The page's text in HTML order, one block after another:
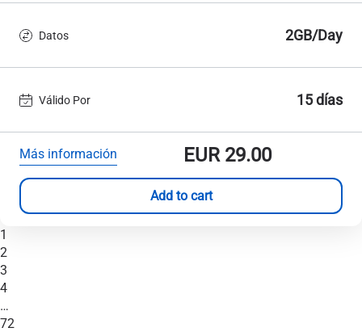
Datos 2GB/Day
Válido Por 15 días
Más información EUR29.00
Add to cart
1
2
3
4
…
72